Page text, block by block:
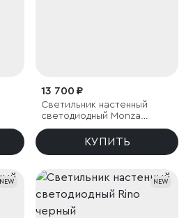
13 700 ₽
Светильник настенный
светодиодный Monza
белый
КУПИТЬ
NEW NEW